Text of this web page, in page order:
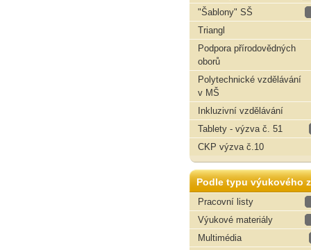
"Šablony" SŠ
Triangl
Podpora přírodovědných
oborů
Polytechnické vzdělávání
v MŠ
Inkluzivní vzdělávání
Tablety - výzva č. 51
CKP výzva č.10
Podle typu výukového
Pracovní listy
Výukové materiály
Multimédia